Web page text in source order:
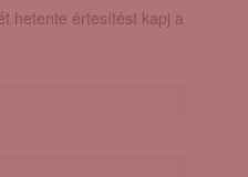
hetente értesítést kapj a